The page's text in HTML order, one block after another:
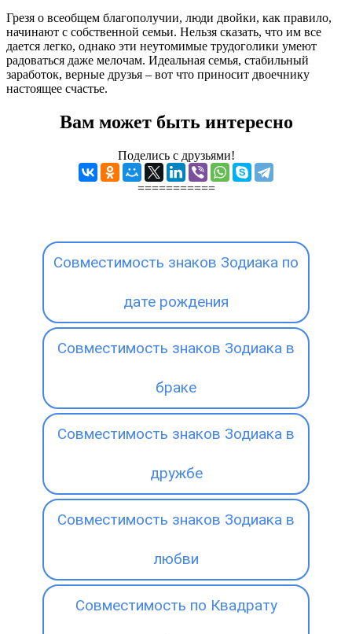
Грезя о всеобщем благополучии, люди двойки, как правило,
начинают с собственной семьи. Нельзя сказать, что им все
дается легко, однако эти неутомимые трудоголики умеют
радоваться даже мелочам. Идеальная семья, стабильный
заработок, верные друзья – вот что приносит двоечнику
настоящее счастье.
Вам может быть интересно
Поделись с друзьями!
===========
Совместимость знаков Зодиака по
дате рождения
Совместимость знаков Зодиака в
браке
Совместимость знаков Зодиака в
дружбе
Совместимость знаков Зодиака в
любви
Совместимость по Квадрату